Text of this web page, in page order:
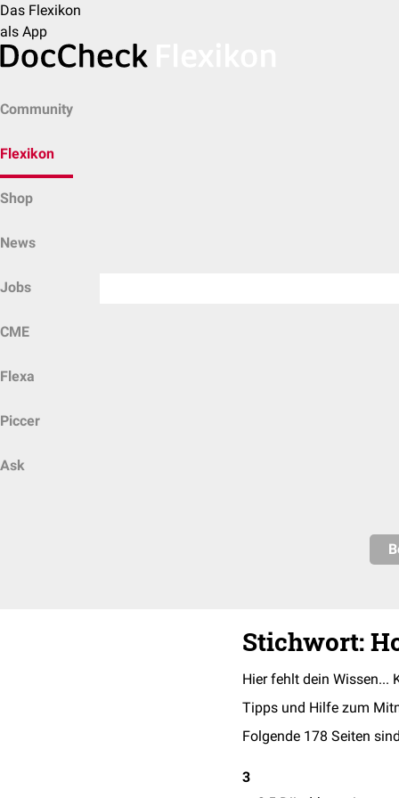
Das Flexikon
als App
Community
Flexikon
Shop
News
Jobs
CME
Flexa
Piccer
Ask
Stichwort:
Hier fehlt dein Wissen...
Tipps und Hilfe zum
Folgende 178 Seiten
3